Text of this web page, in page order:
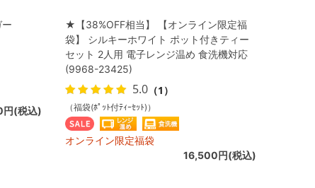
円(税込)
★【38%OFF相当】 【オンライン限定福
袋】 シルキーホワイト ポット付きティー
セット 2人用 電子レンジ温め 食洗機対応
(9968-23425)
5.0 （1）
（福袋(ﾎﾟｯﾄ付ﾃｨｰｾｯﾄ)）
オンライン限定福袋
16,500円(税込)